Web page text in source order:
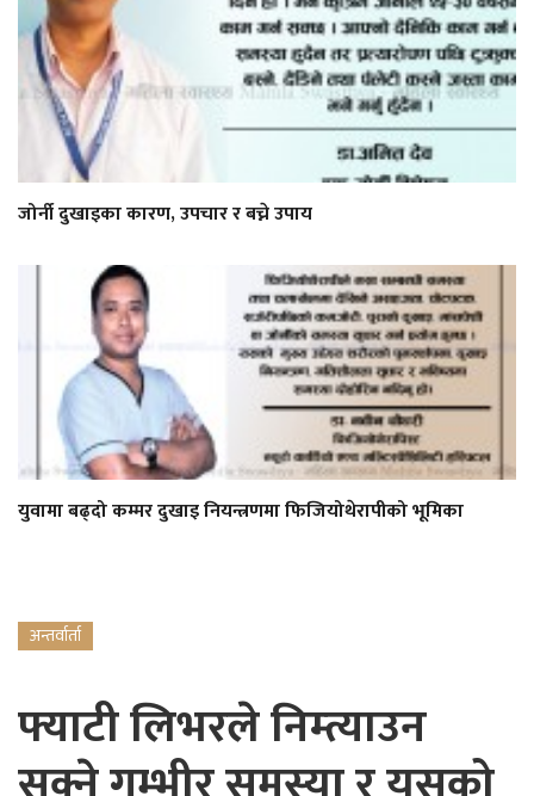
जोर्नी दुखाइका कारण, उपचार र बच्ने उपाय
युवामा बढ्दो कम्मर दुखाइ नियन्त्रणमा फिजियोथेरापीको भूमिका
अन्तर्वार्ता
फ्याटी लिभरले निम्त्याउन